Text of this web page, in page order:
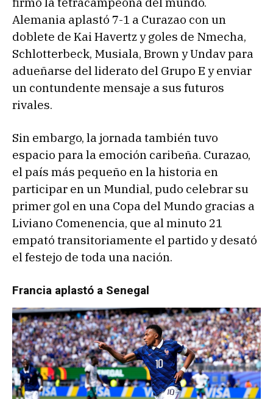
Alemania aplastó 7-1 a Curazao con un
doblete de Kai Havertz y goles de Nmecha,
Schlotterbeck, Musiala, Brown y Undav para
adueñarse del liderato del Grupo E y enviar
un contundente mensaje a sus futuros
rivales.
Sin embargo, la jornada también tuvo
espacio para la emoción caribeña. Curazao,
el país más pequeño en la historia en
participar en un Mundial, pudo celebrar su
primer gol en una Copa del Mundo gracias a
Liviano Comenencia, que al minuto 21
empató transitoriamente el partido y desató
el festejo de toda una nación.
Francia aplastó a Senegal